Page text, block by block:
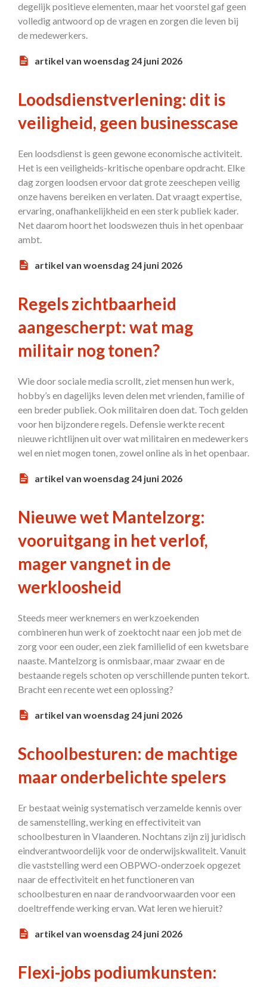
degelijk positieve elementen, maar het voorstel gaf geen
volledig antwoord op de vragen en zorgen die leven bij
de medewerkers.
artikel van woensdag 24 juni 2026
Loodsdienstverlening: dit is
veiligheid, geen businesscase
Een loodsdienst is geen gewone economische activiteit.
Het is een veiligheids-kritische openbare opdracht. Elke
dag zorgen loodsen ervoor dat grote zeeschepen veilig
onze havens bereiken en verlaten. Dat vraagt expertise,
ervaring, onafhankelijkheid en een sterk publiek kader.
Net daarom hoort het loodswezen thuis in het openbaar
ambt.
artikel van woensdag 24 juni 2026
Regels zichtbaarheid
aangescherpt: wat mag
militair nog tonen?
Wie door sociale media scrollt, ziet mensen hun werk,
hobby’s en dagelijks leven delen met vrienden, familie of
een breder publiek. Ook militairen doen dat. Toch gelden
voor hen bijzondere regels. Defensie werkte recent
nieuwe richtlijnen uit over wat militairen en medewerkers
wel en niet mogen tonen, zowel online als in het openbaar.
artikel van woensdag 24 juni 2026
Nieuwe wet Mantelzorg:
vooruitgang in het verlof,
mager vangnet in de
werkloosheid
Steeds meer werknemers en werkzoekenden
combineren hun werk of zoektocht naar een job met de
zorg voor een ouder, een ziek familielid of een kwetsbare
naaste. Mantelzorg is onmisbaar, maar zwaar en de
bestaande regels schoten op verschillende punten tekort.
Bracht een recente wet een oplossing?
artikel van woensdag 24 juni 2026
Schoolbesturen: de machtige
maar onderbelichte spelers
Er bestaat weinig systematisch verzamelde kennis over
de samenstelling, werking en effectiviteit van
schoolbesturen in Vlaanderen. Nochtans zijn zij juridisch
eindverantwoordelijk voor de onderwijskwaliteit. Vanuit
die vaststelling werd een OBPWO-onderzoek opgezet
naar de effectiviteit en het functioneren van
schoolbesturen en naar de randvoorwaarden voor een
doeltreffende werking ervan. Wat leren we hieruit?
artikel van woensdag 24 juni 2026
Flexi-jobs podiumkunsten: